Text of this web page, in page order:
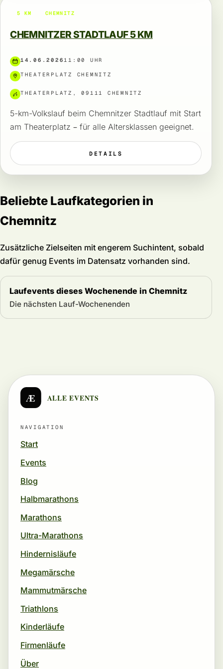
5 KM CHEMNITZ
CHEMNITZER STADTLAUF 5 KM
14.06.202611:00 UHR
THEATERPLATZ CHEMNITZ
THEATERPLATZ, 09111 CHEMNITZ
5-km-Volkslauf beim Chemnitzer Stadtlauf mit Start
am Theaterplatz – für alle Altersklassen geeignet.
DETAILS
Beliebte Laufkategorien in
Chemnitz
Zusätzliche Zielseiten mit engerem Suchintent, sobald
dafür genug Events im Datensatz vorhanden sind.
Laufevents dieses Wochenende in Chemnitz
Die nächsten Lauf-Wochenenden
Æ ALLE EVENTS
NAVIGATION
Start
Events
Blog
Halbmarathons
Marathons
Ultra-Marathons
Hindernisläufe
Megamärsche
Mammutmärsche
Triathlons
Kinderläufe
Firmenläufe
Über